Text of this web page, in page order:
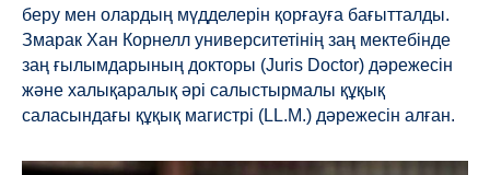
беру мен олардың мүдделерін қорғауға бағытталды.
Змарак Хан Корнелл университетінің заң мектебінде
заң ғылымдарының докторы (Juris Doctor) дәрежесін
және халықаралық әрі салыстырмалы құқық
саласындағы құқық магистрі (LL.M.) дәрежесін алған.